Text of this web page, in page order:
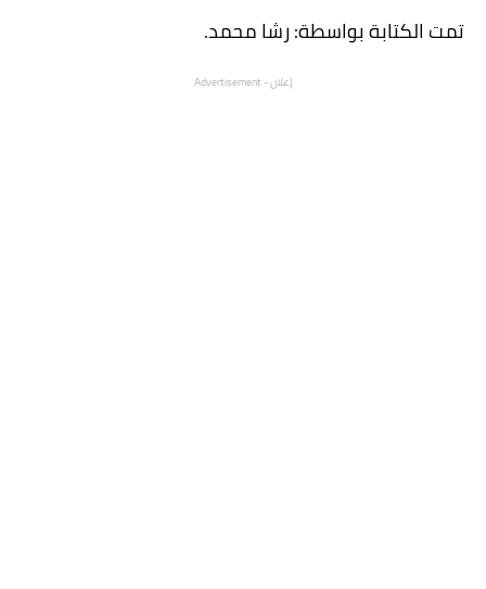
تمت الكتابة بواسطة: رشا محمد.
إعلان - Advertisement